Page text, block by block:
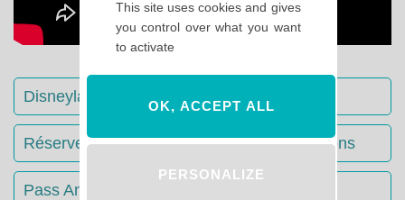
Disneyland Paris : Le guide complet
Réserver votre séjour : toutes les informations
Pass Annuels Disney : informations
This site uses cookies and gives
you control over what you want
to activate
OK, ACCEPT ALL
PERSONALIZE